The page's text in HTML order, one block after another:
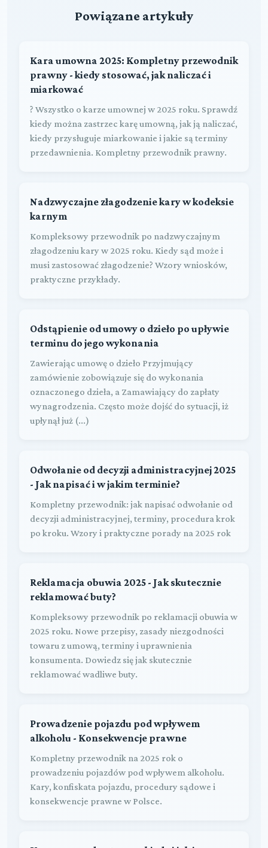
Powiązane artykuły
Kara umowna 2025: Kompletny przewodnik
prawny - kiedy stosować, jak naliczać i
miarkować
? Wszystko o karze umownej w 2025 roku. Sprawdź
kiedy można zastrzec karę umowną, jak ją naliczać,
kiedy przysługuje miarkowanie i jakie są terminy
przedawnienia. Kompletny przewodnik prawny.
Nadzwyczajne złagodzenie kary w kodeksie
karnym
Kompleksowy przewodnik po nadzwyczajnym
złagodzeniu kary w 2025 roku. Kiedy sąd może i
musi zastosować złagodzenie? Wzory wniosków,
praktyczne przykłady.
Odstąpienie od umowy o dzieło po upływie
terminu do jego wykonania
Zawierając umowę o dzieło Przyjmujący
zamówienie zobowiązuje się do wykonania
oznaczonego dzieła, a Zamawiający do zapłaty
wynagrodzenia. Często może dojść do sytuacji, iż
upłynął już (...)
Odwołanie od decyzji administracyjnej 2025
- Jak napisać i w jakim terminie?
Kompletny przewodnik: jak napisać odwołanie od
decyzji administracyjnej, terminy, procedura krok
po kroku. Wzory i praktyczne porady na 2025 rok
Reklamacja obuwia 2025 - Jak skutecznie
reklamować buty?
Kompleksowy przewodnik po reklamacji obuwia w
2025 roku. Nowe przepisy, zasady niezgodności
towaru z umową, terminy i uprawnienia
konsumenta. Dowiedz się jak skutecznie
reklamować wadliwe buty.
Prowadzenie pojazdu pod wpływem
alkoholu - Konsekwencje prawne
Kompletny przewodnik na 2025 rok o
prowadzeniu pojazdów pod wpływem alkoholu.
Kary, konfiskata pojazdu, procedury sądowe i
konsekwencje prawne w Polsce.